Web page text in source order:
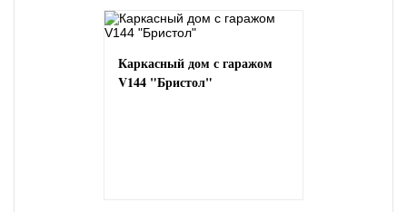
Каркасный дом с гаражом
V144 "Бристол"